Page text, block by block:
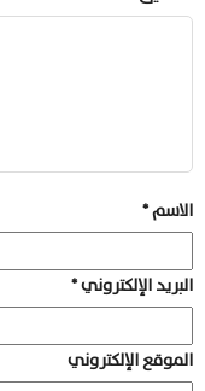
الاسم*
البريد الإلكتروني*
الموقع الإلكتروني